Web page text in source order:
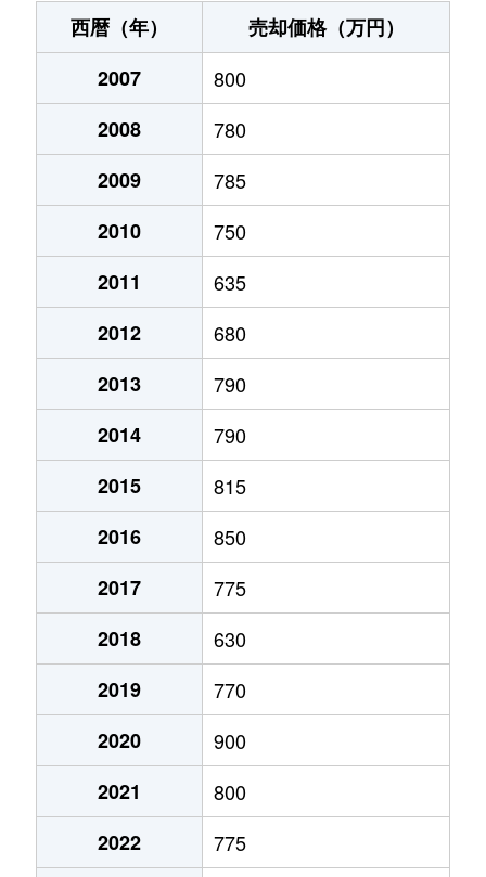
末広町
240万円 十字街
千代台町
3,100万円
千代台町
2,400万円
富岡町
1,700万円
富岡町
590万円
1,700万円
深堀町
1,400万円
深堀町
480万円
船見町
2,000万円
弁天町
780万円
1,200万円
750万円
430万円
宮前町
170万円
宮前町
180万円
2,200万円
梁川町
2,200万円
西暦（年）
売却価格（万円）
2007
800
2008
780
2009
785
2010
750
2011
635
2012
680
2013
790
2014
790
2015
815
2016
850
2017
775
2018
630
2019
770
2020
900
2021
800
2022
775